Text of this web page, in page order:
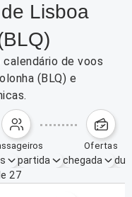
Lisboa
de voos
(BLQ) e
ofertas
partida chegada
27